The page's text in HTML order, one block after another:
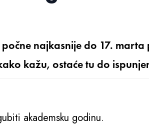
najkasnije do 17. marta
kažu, ostaće tu do
akademsku godinu.